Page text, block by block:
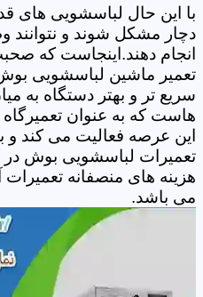
با این حال لباسشویی های
دچار مشکل شوند و نتوانند
انجام دهند.اینجاست که
تعمیر ماشین لباسشویی
سریع تر و بهتر دستگاه به
هاست که به عنوان
این عرصه فعالیت می کند و
تعمیرات لباسشویی بوش در
هزینه های منصفانه
می باشد.